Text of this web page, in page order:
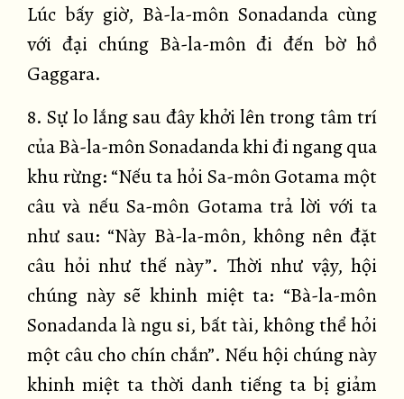
Lúc bấy giờ, Bà-la-môn Sonadanda cùng
với đại chúng Bà-la-môn đi đến bờ hồ
Gaggara.
8. Sự lo lắng sau đây khởi lên trong tâm trí
của Bà-la-môn Sonadanda khi đi ngang qua
khu rừng: “Nếu ta hỏi Sa-môn Gotama một
câu và nếu Sa-môn Gotama trả lời với ta
như sau: “Này Bà-la-môn, không nên đặt
câu hỏi như thế này”. Thời như vậy, hội
chúng này sẽ khinh miệt ta: “Bà-la-môn
Sonadanda là ngu si, bất tài, không thể hỏi
một câu cho chín chắn”. Nếu hội chúng này
khinh miệt ta thời danh tiếng ta bị giảm